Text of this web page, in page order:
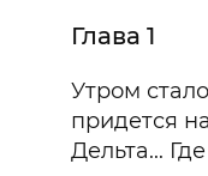
Глава 1
Утром
придется
Дельта...